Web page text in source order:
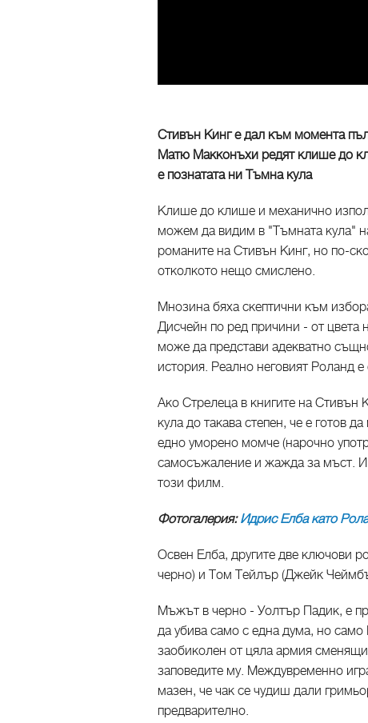
Стивън Кинг е дал към момента
Матю Макконъхи редят клише до
е познатата ни Тъмна кула
Клише до клише и механично
можем да видим в "Тъмната кула"
романите на Стивън Кинг, но по-
отколкото нещо смислено.
Мнозина бяха скептични към
Дисчейн по ред причини - от цвета
може да представи адекватно
история. Реално неговият Роланд
Ако Стрелеца в книгите на Стивън
кула до такава степен, че е готов
едно уморено момче (нарочно
самосъжаление и жажда за мъст.
този филм.
Фотогалерия:Идрис Елба като
Освен Елба, другите две ключови
черно) и Том Тейлър (Джейк
Мъжът в черно - Уолтър Падик, е
да убива само с една дума, но
заобиколен от цяла армия
заповедите му. Междувременно
мазен, че чак се чудиш дали
предварително.